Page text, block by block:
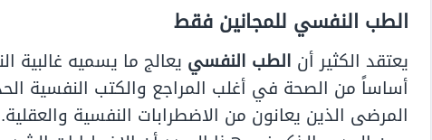
الطب النفسي للمجانين فقط
يعتقد الكثير أن الطب النفسي يعالج ما يسميه
أساساً من الصحة في أغلب المراجع والكتب النفسية
المرضى الذين يعانون من الاضطرابات النفسية والعقلية.